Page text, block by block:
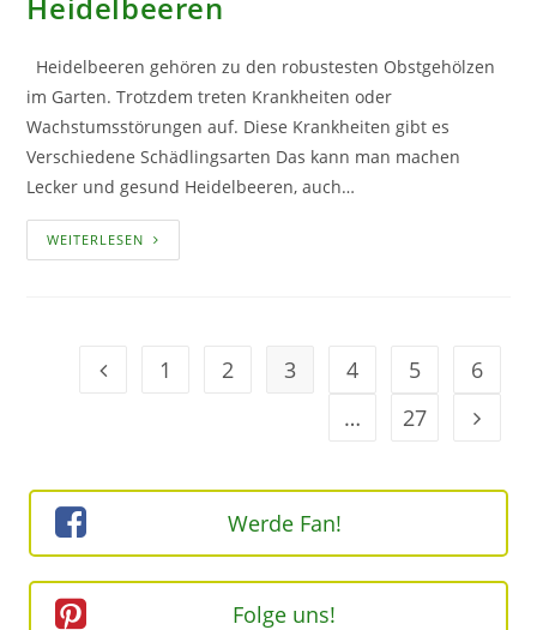
Heidelbeeren gehören zu den robustesten Obstgehölzen
im Garten. Trotzdem treten Krankheiten oder
Wachstumsstörungen auf. Diese Krankheiten gibt es
Verschiedene Schädlingsarten Das kann man machen
Lecker und gesund Heidelbeeren, auch…
WEITERLESEN DIE
HÄUFIGSTEN
Geh zur Option
1 2 3 4 5
6
…
27 Geh
Werde Fan!
Folge uns!